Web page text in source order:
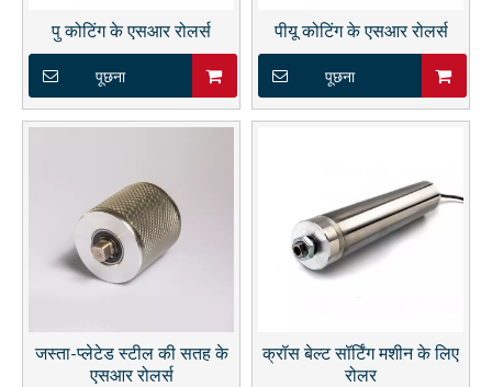
पु कोटिंग के एसआर रोलर्स
पूछना
पीयू कोटिंग के एसआर रोलर्स
पूछना
जस्ता-प्लेटेड स्टील की सतह के
एसआर रोलर्स
क्रॉस बेल्ट सॉर्टिंग मशीन के लिए
रोलर